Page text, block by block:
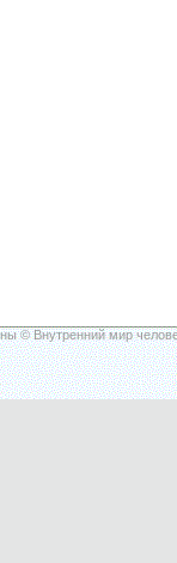
© Внутренний мир